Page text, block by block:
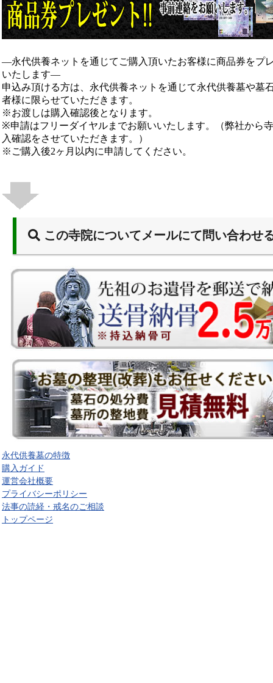
―永代供養ネットを通じてご購入頂いたお客様に商品券をプ
いたします―
申込み頂ける方は、永代供養ネットを通じて永代供養墓や墓
者様に限らせていただきます。
※お渡しは購入確認後となります。
※申請はフリーダイヤルまでお願いいたします。（弊社から
入確認をさせていただきます。）
※ご購入後2ヶ月以内に申請してください。
この寺院についてメールにて問い合わせ
永代供養墓の特徴
購入ガイド
運営会社概要
プライバシーポリシー
法事の読経・戒名のご相談
トップページ